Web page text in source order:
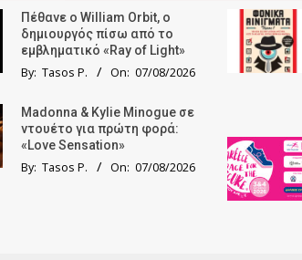
Πέθανε ο William Orbit, ο
δημιουργός πίσω από το
εμβληματικό «Ray of Light»
By: Tasos P. On: 07/08/2026
Madonna & Kylie Minogue σε
ντουέτο για πρώτη φορά:
«Love Sensation»
By: Tasos P. On: 07/08/2026